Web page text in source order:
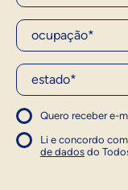
Ocupação*
Estado*
Quero receber e-
1
Concordo com a
Concordo com a
Li e concordo
de dados do
1